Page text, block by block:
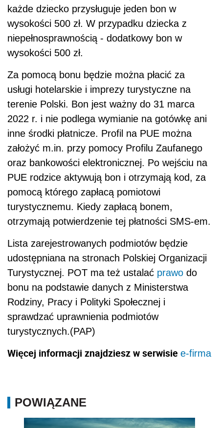
każde dziecko przysługuje jeden bon w
wysokości 500 zł. W przypadku dziecka z
niepełnosprawnością - dodatkowy bon w
wysokości 500 zł.
Za pomocą bonu będzie można płacić za
usługi hotelarskie i imprezy turystyczne na
terenie Polski. Bon jest ważny do 31 marca
2022 r. i nie podlega wymianie na gotówkę ani
inne środki płatnicze. Profil na PUE można
założyć m.in. przy pomocy Profilu Zaufanego
oraz bankowości elektronicznej. Po wejściu na
PUE rodzice aktywują bon i otrzymają kod, za
pomocą którego zapłacą pomiotowi
turystycznemu. Kiedy zapłacą bonem,
otrzymają potwierdzenie tej płatności SMS-em.
Lista zarejestrowanych podmiotów będzie
udostępniana na stronach Polskiej Organizacji
Turystycznej. POT ma też ustalać prawo do
bonu na podstawie danych z Ministerstwa
Rodziny, Pracy i Polityki Społecznej i
sprawdzać uprawnienia podmiotów
turystycznych.(PAP)
Więcej informacji znajdziesz w serwisie e-firma
POWIĄZANE